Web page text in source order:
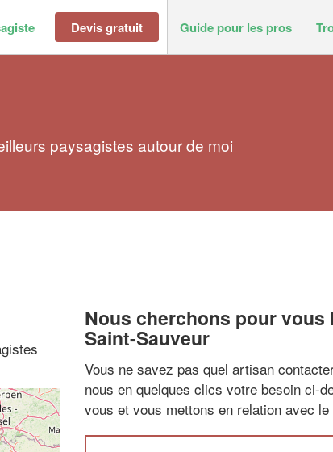
Devis gratuit Guide pour les pros
paysagistes autour de moi
Nous cherchons pour vous
Saint-Sauveur
Vous ne savez pas quel artisan
nous en quelques clics votre besoin ci-
vous et vous mettons en relation avec le